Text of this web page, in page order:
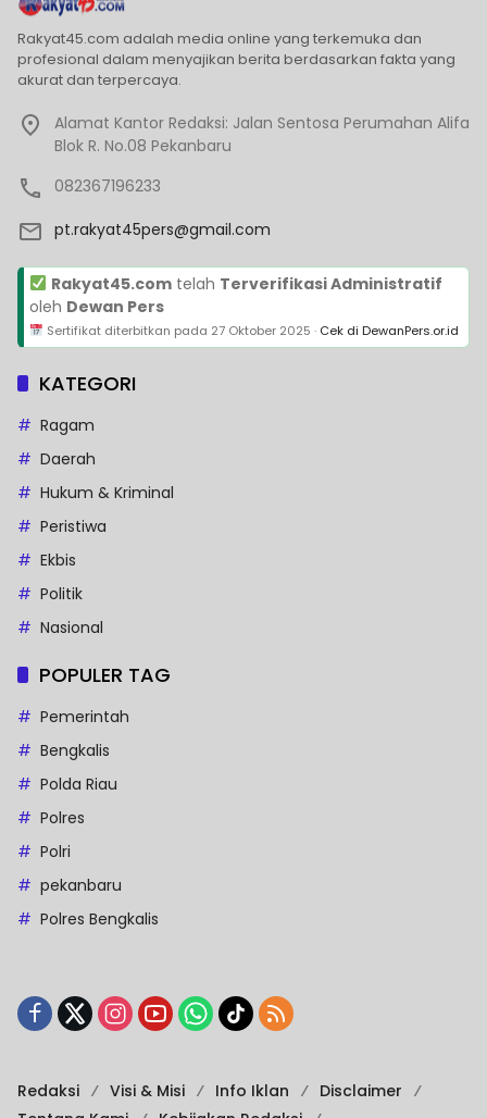
Rakyat45.com adalah media online yang terkemuka dan
profesional dalam menyajikan berita berdasarkan fakta yang
akurat dan terpercaya.
Alamat Kantor Redaksi: Jalan Sentosa Perumahan Alifa
Blok R. No.08 Pekanbaru
082367196233
pt.rakyat45pers@gmail.com
Rakyat45.comtelah Terverifikasi Administratif
oleh Dewan Pers
Sertifikat diterbitkan pada 27 Oktober 2025 · Cek di DewanPers.or.id
KATEGORI
Ragam
Daerah
Hukum & Kriminal
Peristiwa
Ekbis
Politik
Nasional
POPULER TAG
Pemerintah
Bengkalis
Polda Riau
Polres
Polri
pekanbaru
Polres Bengkalis
Redaksi Visi & Misi Info Iklan
Disclaimer